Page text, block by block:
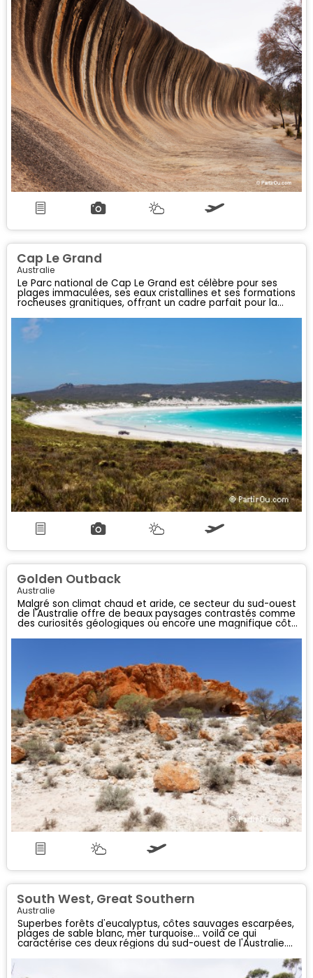
Cap Le Grand
Australie
Le Parc national de Cap Le Grand est célèbre pour ses
plages immaculées, ses eaux cristallines et ses formations
rocheuses granitiques, offrant un cadre parfait pour la
Golden Outback
Australie
Malgré son climat chaud et aride, ce secteur du sud-ouest
de l'Australie offre de beaux paysages contrastés comme
des curiosités géologiques ou encore une magnifique côte
South West, Great Southern
Australie
Superbes forêts d'eucalyptus, côtes sauvages escarpées,
plages de sable blanc, mer turquoise... voilà ce qui
caractérise ces deux régions du sud-ouest de l'Australie.
Riches en flore et en faune, elles vous émerveilleront par